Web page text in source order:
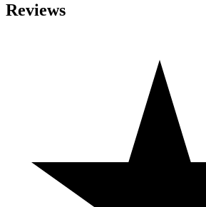
Reviews